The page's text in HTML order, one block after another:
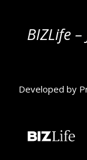
BIZLife
Developed by